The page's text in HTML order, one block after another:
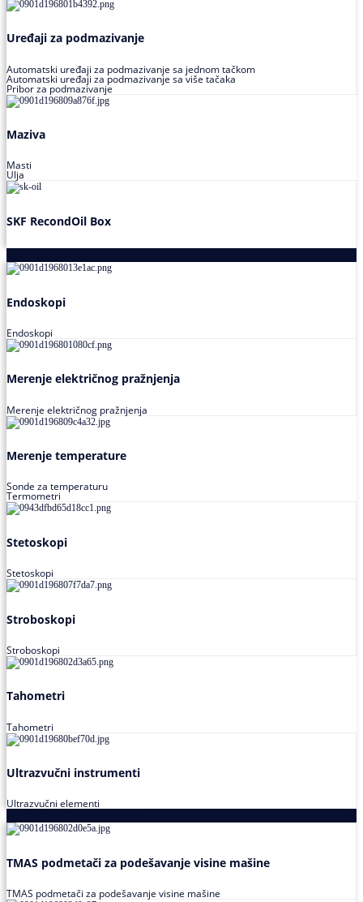
Uređaji za podmazivanje
Automatski uređaji za podmazivanje sa jednom tačkom
Automatski uređaji za podmazivanje sa više tačaka
Pribor za podmazivanje
Maziva
Masti
Ulja
SKF RecondOil Box
Endoskopi
Endoskopi
Merenje električnog pražnjenja
Merenje električnog pražnjenja
Merenje temperature
Sonde za temperaturu
Termometri
Stetoskopi
Stetoskopi
Stroboskopi
Stroboskopi
Tahometri
Tahometri
Ultrazvučni instrumenti
Ultrazvučni elementi
TMAS podmetači za podešavanje visine mašine
TMAS podmetači za podešavanje visine mašine